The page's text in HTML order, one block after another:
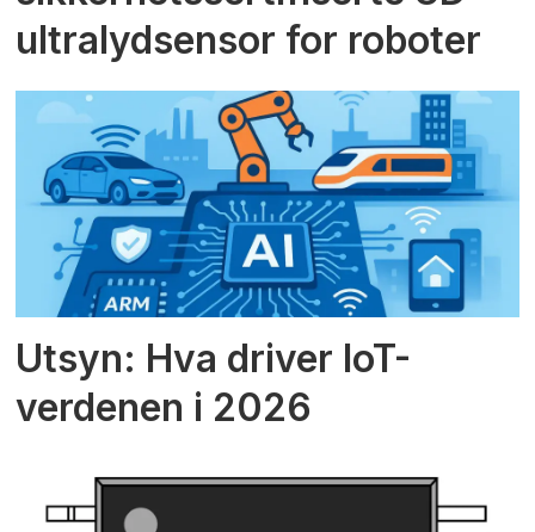
ultralydsensor for roboter
Utsyn: Hva driver IoT-
verdenen i 2026